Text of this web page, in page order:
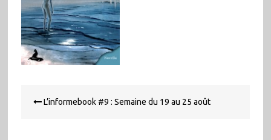
de L’informebook #9 : Semaine du 19 au 25 août